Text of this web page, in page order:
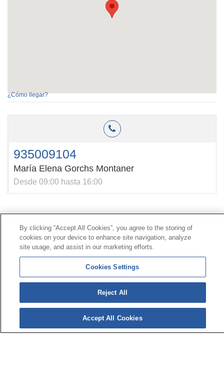
¿Cómo llegar?
935009104
María Elena Gorchs Montaner
Desde 09:00 hasta 16:00
Línea Universal 900 203 203|Zona Privada Comisión de
Prestaciones Especiales|Zona Privada Proveedor
© Mutua Universal 2026 | Mapa del sitio | Aviso legal
Política de Protección de Datos
cookies
Síguenos en:
By clicking “Accept All Cookies”, you agree to the storing of
cookies on your device to enhance site navigation, analyze
site usage, and assist in our marketing efforts.
Cookies Settings
Reject All
Accept All Cookies